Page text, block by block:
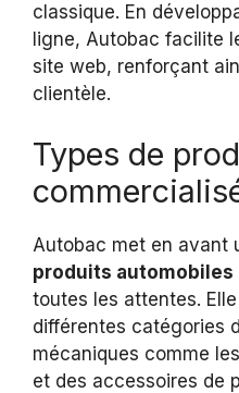
classique. En
ligne, Autobac facilite
site web, renforçant
clientèle.
Types de
Autobac met en avant
produits automobiles
toutes les attentes.
différentes catégories
mécaniques comme
et des accessoires de